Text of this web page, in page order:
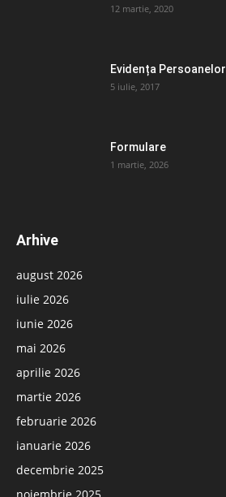
12 martie, 2020
Evidența Persoanelor
5 iulie, 2017
Formulare
1 martie, 2026
Arhive
august 2026
iulie 2026
iunie 2026
mai 2026
aprilie 2026
martie 2026
februarie 2026
ianuarie 2026
decembrie 2025